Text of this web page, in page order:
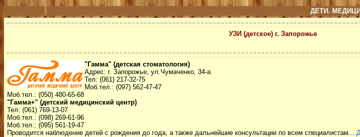
ДЕТИ.
УЗИ (детское) г. Запорожье
"Гамма" (детская стоматология)
Адрес: г. Запорожье, ул.Чумаченко, 34-а
Тел: (061) 217-32-75
Моб.тел.: (097) 562-47-47
Моб.тел.: (050) 480-65-68
"Гамма+" (детский медицинский центр)
Тел: (061) 769-13-07
Моб.тел.: (098) 269-61-96
Моб.тел.: (095) 561-19-47
Проводится наблюдение детей с рождения до года, а также дальнейшие консультации по всем специалистам...